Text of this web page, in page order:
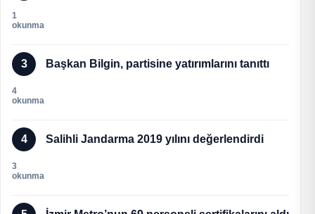
1
okunma
3 Başkan Bilgin, partisine yatırımlarını tanıttı
4
okunma
4 Salihli Jandarma 2019 yılını değerlendirdi
3
okunma